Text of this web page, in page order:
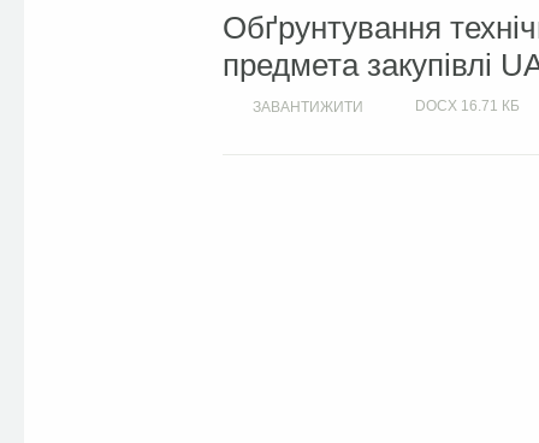
Обґрунтування
предмета закупівлі
ЗАВАНТИЖИТИ DOCX 16.71 КБ